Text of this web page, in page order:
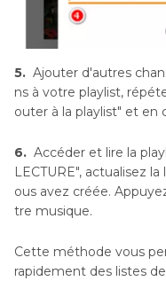
5. Ajouter d'autres
ns à votre playlist,
outer à la playlist" et en
6. Accéder et lire la
LECTURE", actualisez
ous avez créée.
tre musique.
Cette méthode vous
rapidement des listes